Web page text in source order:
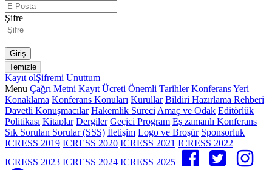
Şifre
Kayıt olŞifremi Unuttum
Menu Çağrı Metni Kayıt Ücreti Önemli Tarihler Konferans Yeri
Konaklama Konferans Konuları Kurullar Bildiri Hazırlama Rehberi
Davetli Konuşmacılar Hakemlik Süreci Amaç ve Odak Editörlük
Politikası Kitaplar Dergiler Geçici Program Eş zamanlı Konferans
Sık Sorulan Sorular (SSS) İletişim Logo ve Broşür Sponsorluk
ICRESS 2019 ICRESS 2020 ICRESS 2021 ICRESS 2022
ICRESS 2023 ICRESS 2024 ICRESS 2025